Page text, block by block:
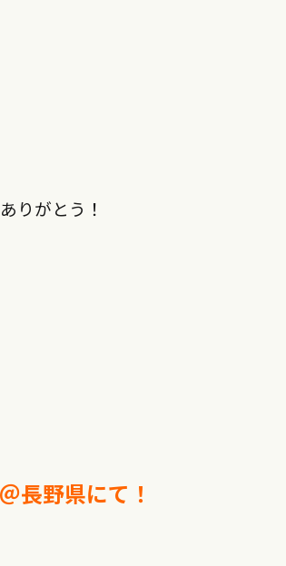
りがとう！
長野県にて！